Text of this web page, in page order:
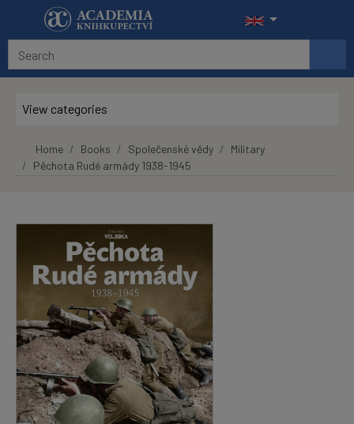
Skip to main content
View categories
Home Books Společenské vědy
Military
Pěchota Rudé armády 1938-1945